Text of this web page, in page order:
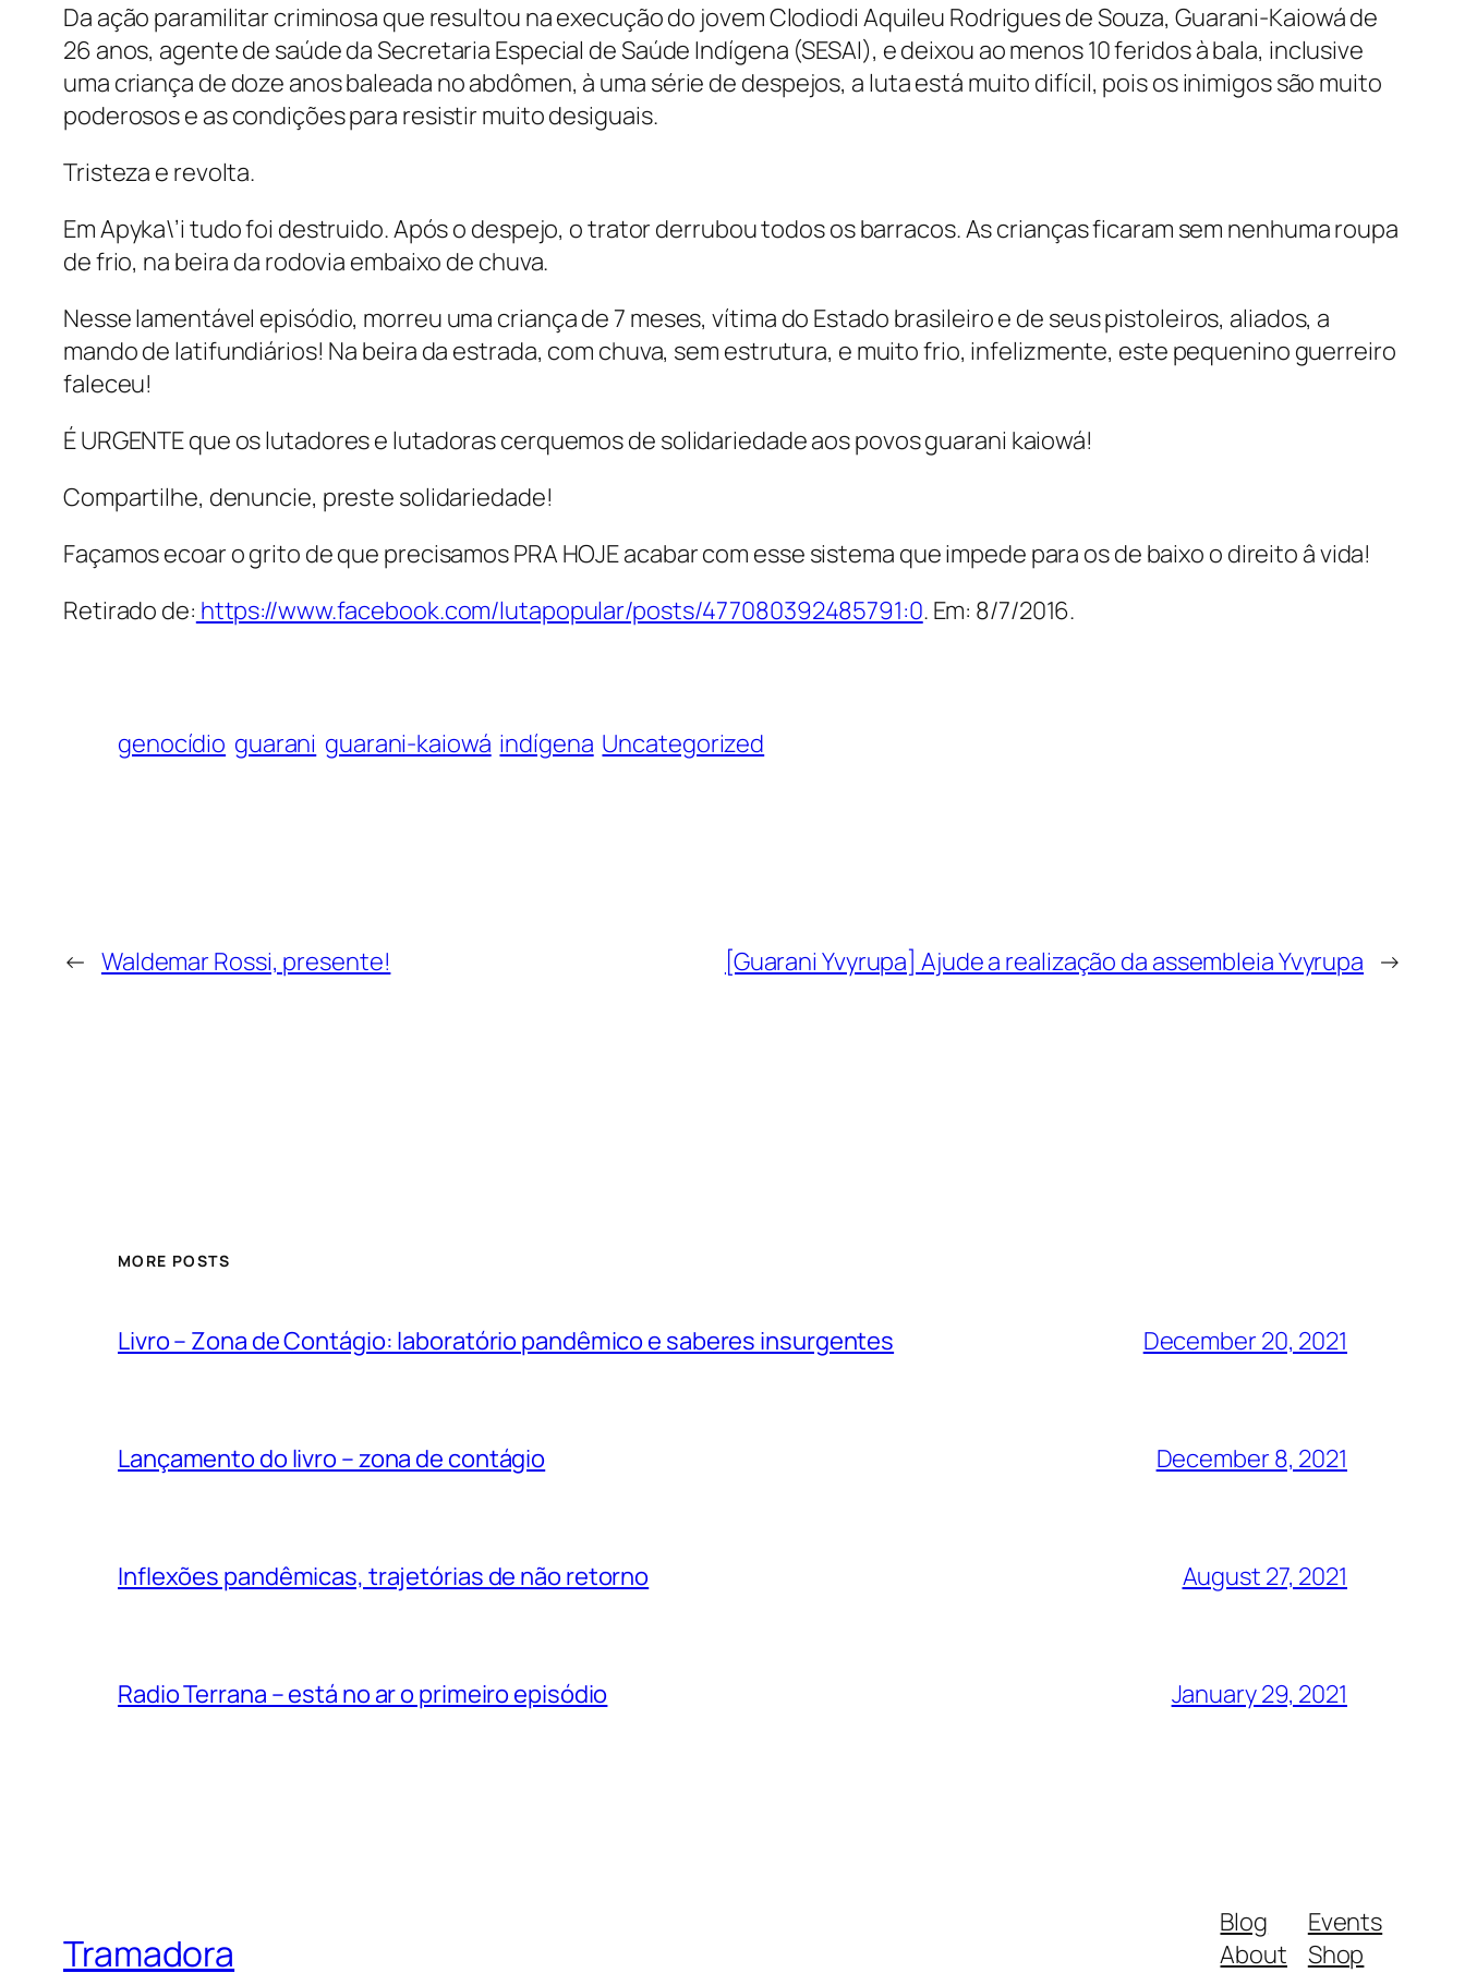
Da ação paramilitar criminosa que resultou na execução do jovem Clodiodi Aquileu Rodrigues de Souza, Guarani-Kaiowá de
26 anos, agente de saúde da Secretaria Especial de Saúde Indígena (SESAI), e deixou ao menos 10 feridos à bala, inclusive
uma criança de doze anos baleada no abdômen, à uma série de despejos, a luta está muito difícil, pois os inimigos são muito
poderosos e as condições para resistir muito desiguais.
Tristeza e revolta.
Em Apyka\’i tudo foi destruido. Após o despejo, o trator derrubou todos os barracos. As crianças ficaram sem nenhuma roupa
de frio, na beira da rodovia embaixo de chuva.
Nesse lamentável episódio, morreu uma criança de 7 meses, vítima do Estado brasileiro e de seus pistoleiros, aliados, a
mando de latifundiários! Na beira da estrada, com chuva, sem estrutura, e muito frio, infelizmente, este pequenino guerreiro
faleceu!
É URGENTE que os lutadores e lutadoras cerquemos de solidariedade aos povos guarani kaiowá!
Compartilhe, denuncie, preste solidariedade!
Façamos ecoar o grito de que precisamos PRA HOJE acabar com esse sistema que impede para os de baixo o direito â vida!
Retirado de: https://www.facebook.com/lutapopular/posts/477080392485791:0. Em: 8/7/2016.
genocídio guarani guarani-kaiowá indígena Uncategorized
← Waldemar Rossi, presente! [Guarani Yvyrupa] Ajude a realização da assembleia Yvyrupa →
MORE POSTS
Livro – Zona de Contágio: laboratório pandêmico e saberes insurgentes December 20, 2021
Lançamento do livro – zona de contágio December 8, 2021
Inflexões pandêmicas, trajetórias de não retorno August 27, 2021
Radio Terrana – está no ar o primeiro episódio January 29, 2021
Tramadora
Blog
About
Events
Shop